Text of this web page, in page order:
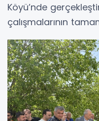
Köyü’nde
çalışmalarının